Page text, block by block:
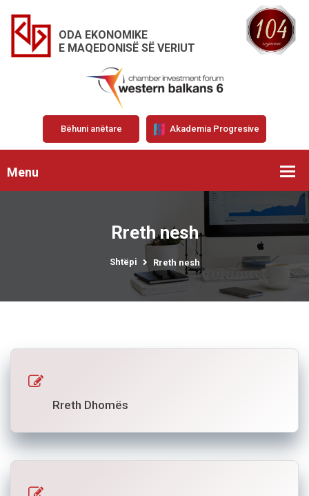
ODA EKONOMIKE
E MAQEDONISË SË VERIUT
Bëhuni anëtare Akademia Progresive
Menu
Rreth nesh
Shtëpi Rreth nesh
Rreth Dhomës